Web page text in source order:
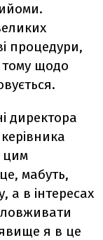
процедури,
щодо
директора
цим
мабуть,
а в інтересах
я в це